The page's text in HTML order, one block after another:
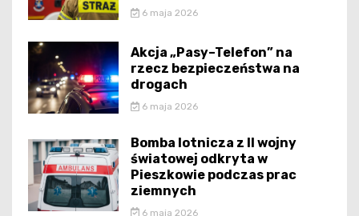
6 maja 2026
Akcja „Pasy–Telefon” na
rzecz bezpieczeństwa na
drogach
6 maja 2026
Bomba lotnicza z II wojny
światowej odkryta w
Pieszkowie podczas prac
ziemnych
6 maja 2026